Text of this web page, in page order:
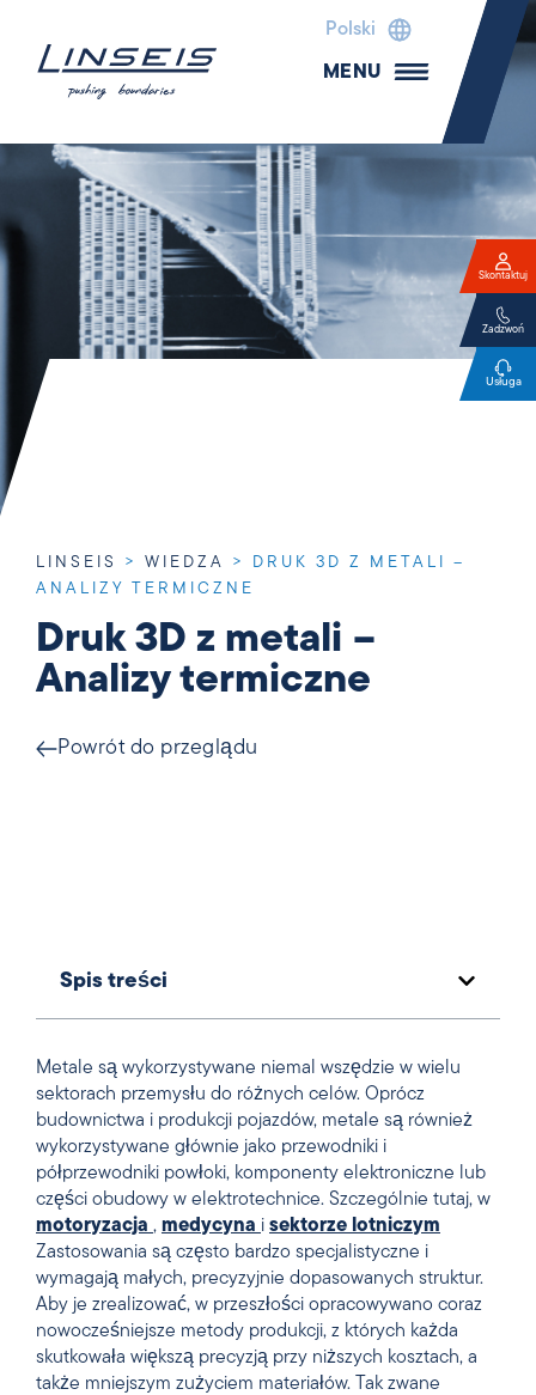
Polski
MENU
LINSEIS > WIEDZA > DRUK 3D Z METALI –
ANALIZY TERMICZNE
Druk 3D z metali –
Analizy termiczne
Powrót do przeglądu
Spis treści
Metale są wykorzystywane niemal wszędzie w wielu
sektorach przemysłu do różnych celów. Oprócz
budownictwa i produkcji pojazdów, metale są również
wykorzystywane głównie jako przewodniki i
półprzewodniki powłoki, komponenty elektroniczne lub
części obudowy w elektrotechnice. Szczególnie tutaj, w
motoryzacja , medycyna i sektorze lotniczym
Zastosowania są często bardzo specjalistyczne i
wymagają małych, precyzyjnie dopasowanych struktur.
Aby je zrealizować, w przeszłości opracowywano coraz
nowocześniejsze metody produkcji, z których każda
skutkowała większą precyzją przy niższych kosztach, a
także mniejszym zużyciem materiałów. Tak zwane
Skontaktuj
Zadzwoń
Usługa